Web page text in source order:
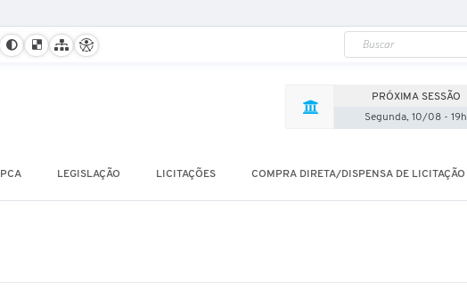
PRÓXIMA SESSÃO
Segunda, 10/08 - 19h
PCA LEGISLAÇÃO LICITAÇÕES COMPRA DIRETA/DISPENSA DE LICITAÇÃO